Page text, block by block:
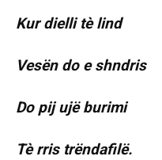
Kur dielli tè lind
Vesën do e shndris
Do pij ujë burimi
Tè rris trëndafilë.